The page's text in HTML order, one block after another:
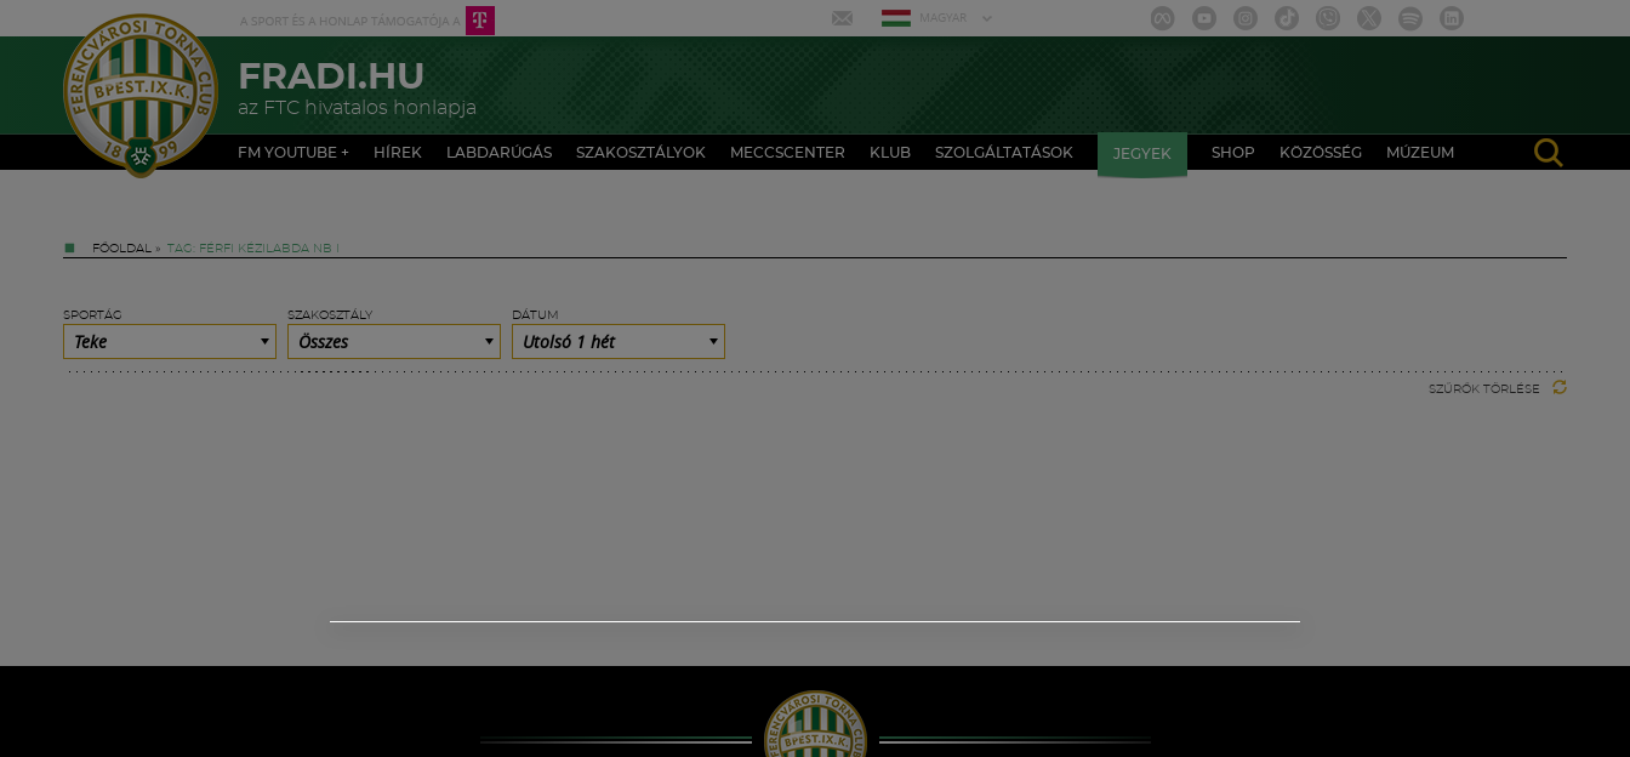
MAGYAR
FRADI.HU
az FTC hivatalos honlapja
FM YOUTUBE + HÍREK LABDARÚGÁS SZAKOSZTÁLYOK MECCSCENTER KLUB SZOLGÁLTATÁSOK JEGYEK SHOP KÖZÖSSÉG MÚZEUM
FŐOLDAL » TAG: FÉRFI KÉZILABDA NB I
SPORTÁG
Teke
SZAKOSZTÁLY
Összes
DÁTUM
Utolsó 1 hét
SZŰRŐK TÖRLÉSE